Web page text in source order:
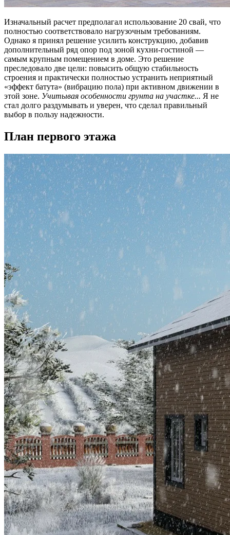
Изначальный расчет предполагал использование 20 свай, что
полностью соответствовало нагрузочным требованиям.
Однако я принял решение усилить конструкцию, добавив
дополнительный ряд опор под зоной кухни-гостиной —
самым крупным помещением в доме. Это решение
преследовало две цели: повысить общую стабильность
строения и практически полностью устранить неприятный
«эффект батута» (вибрацию пола) при активном движении в
этой зоне. Учитывая особенности грунта на участке... Я не
стал долго раздумывать и уверен, что сделал правильный
выбор в пользу надежности.
План первого этажа